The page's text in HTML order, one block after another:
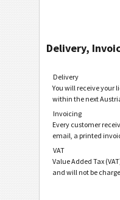
Delivery,
Delivery
You will receive your
within the next
Invoicing
Every customer
email, a printed
VAT
Value Added Tax
and will not be